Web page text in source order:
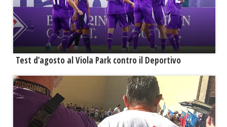
Test d’agosto al Viola Park contro il Deportivo